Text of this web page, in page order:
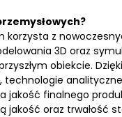
z
3D oraz
obiekcie.
jakość finalnego
jakość oraz trwałość